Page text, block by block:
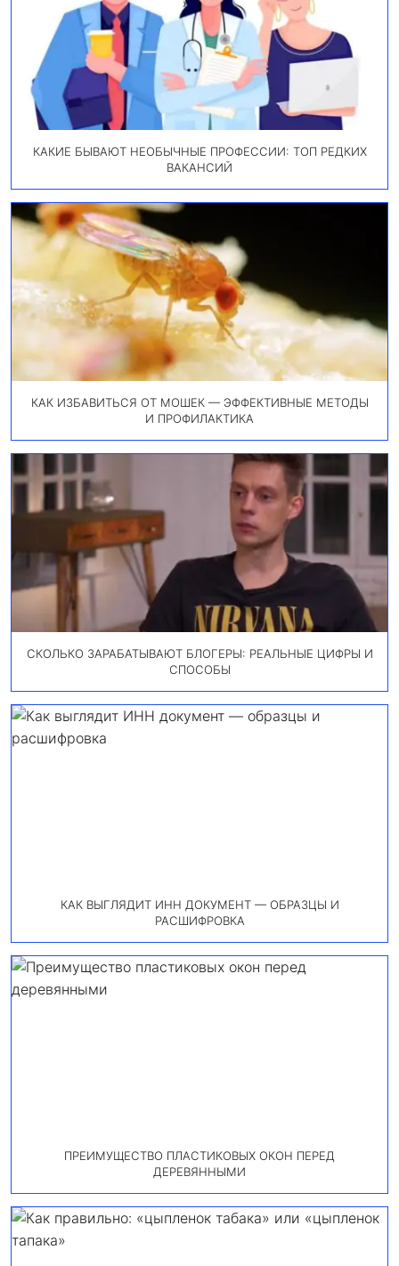
КАКИЕ БЫВАЮТ НЕОБЫЧНЫЕ ПРОФЕССИИ: ТОП РЕДКИХ
ВАКАНСИЙ
КАК ИЗБАВИТЬСЯ ОТ МОШЕК — ЭФФЕКТИВНЫЕ МЕТОДЫ
И ПРОФИЛАКТИКА
СКОЛЬКО ЗАРАБАТЫВАЮТ БЛОГЕРЫ: РЕАЛЬНЫЕ ЦИФРЫ И
СПОСОБЫ
КАК ВЫГЛЯДИТ ИНН ДОКУМЕНТ — ОБРАЗЦЫ И
РАСШИФРОВКА
ПРЕИМУЩЕСТВО ПЛАСТИКОВЫХ ОКОН ПЕРЕД
ДЕРЕВЯННЫМИ